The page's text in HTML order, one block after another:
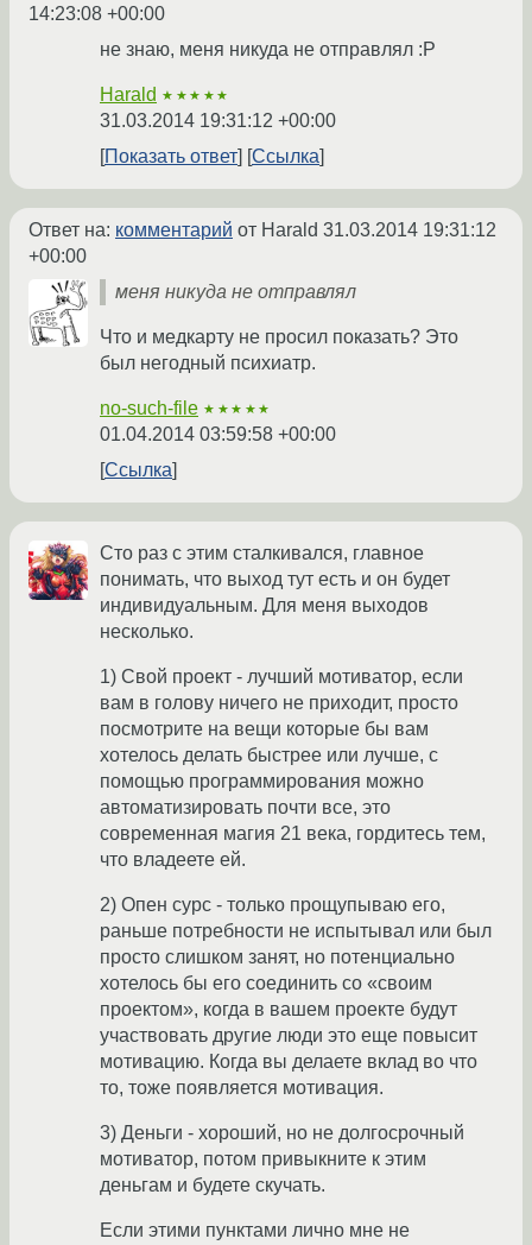
14:23:08 +00:00
не знаю, меня никуда не отправлял :P
Harald ★★★★★
31.03.2014 19:31:12 +00:00
Показать ответ
Ссылка
Ответ на: комментарий от Harald 31.03.2014 19:31:12
+00:00
меня никуда не отправлял
Что и медкарту не просил показать? Это
был негодный психиатр.
no-such-file ★★★★★
01.04.2014 03:59:58 +00:00
Ссылка
Сто раз с этим сталкивался, главное
понимать, что выход тут есть и он будет
индивидуальным. Для меня выходов
несколько.
1) Свой проект - лучший мотиватор, если
вам в голову ничего не приходит, просто
посмотрите на вещи которые бы вам
хотелось делать быстрее или лучше, с
помощью программирования можно
автоматизировать почти все, это
современная магия 21 века, гордитесь тем,
что владеете ей.
2) Опен сурс - только прощупываю его,
раньше потребности не испытывал или был
просто слишком занят, но потенциально
хотелось бы его соединить со «своим
проектом», когда в вашем проекте будут
участвовать другие люди это еще повысит
мотивацию. Когда вы делаете вклад во что
то, тоже появляется мотивация.
3) Деньги - хороший, но не долгосрочный
мотиватор, потом привыкните к этим
деньгам и будете скучать.
Если этими пунктами лично мне не